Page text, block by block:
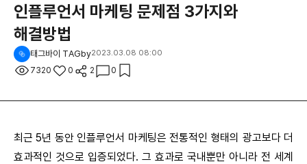
인플루언서 마케팅 문제점 3가지와
해결방법
태그바이 TAGby2023.03.08 08:00
7320 0 2 0
최근 5년 동안 인플루언서 마케팅은 전통적인 형태의 광고보다 더
효과적인 것으로 입증되었다. 그 효과로 국내뿐만 아니라 전 세계